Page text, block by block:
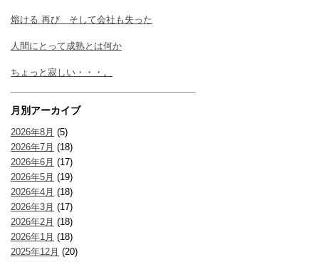
熔ける 再び そして会社も失った
人間にとって成熟とは何か
ちょっと寂しい・・・。
月別アーカイブ
2026年8月 (5)
2026年7月 (18)
2026年6月 (17)
2026年5月 (19)
2026年4月 (18)
2026年3月 (17)
2026年2月 (18)
2026年1月 (18)
2025年12月 (20)